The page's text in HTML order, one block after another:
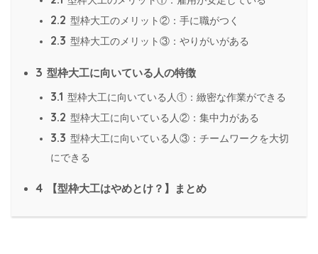
2.2 型枠大工のメリット②：手に職がつく
2.3 型枠大工のメリット③：やりがいがある
3 型枠大工に向いている人の特徴
3.1 型枠大工に向いている人①：緻密な作業ができる
3.2 型枠大工に向いている人②：集中力がある
3.3 型枠大工に向いている人③：チームワークを大切
にできる
4 【型枠大工はやめとけ？】まとめ